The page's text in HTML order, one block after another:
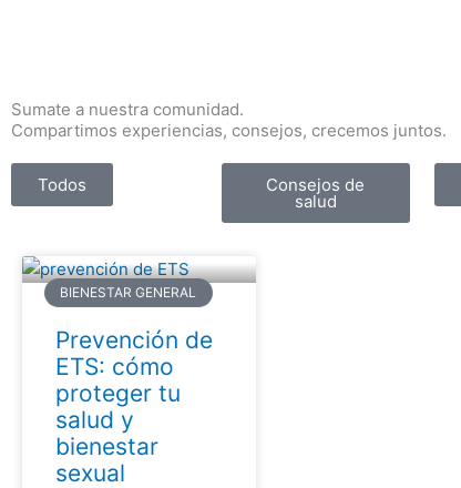
Sumate a nuestra comunidad.
Compartimos experiencias, consejos, crecemos juntos.
Todos Consejos de
salud
BIENESTAR GENERAL
Prevención de
ETS: cómo
proteger tu
salud y
bienestar
sexual